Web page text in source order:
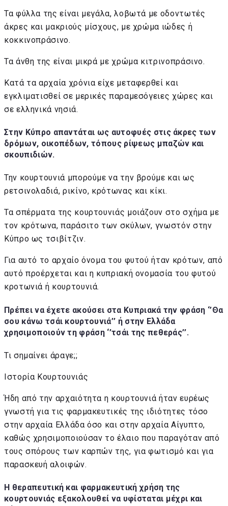
Τα φύλλα της είναι μεγάλα, λοβωτά με οδοντωτές
άκρες και μακριούς μίσχους, με χρώμα ιώδες ή
κοκκινοπράσινο.
Τα άνθη της είναι μικρά με χρώμα κιτρινοπράσινο.
Κατά τα αρχαία χρόνια είχε μεταφερθεί και
εγκλιματισθεί σε μερικές παραμεσόγειες χώρες και
σε ελληνικά νησιά.
Στην Κύπρο απαντάται ως αυτοφυές στις άκρες των
δρόμων, οικοπέδων, τόπους ρίψεως μπαζών και
σκουπιδιών.
Την κουρτουνιά μπορούμε να την βρούμε και ως
ρετσινολαδιά, ρικίνο, κρότωνας και κίκι.
Τα σπέρματα της κουρτουνιάς μοιάζουν στο σχήμα με
τον κρότωνα, παράσιτο των σκύλων, γνωστόν στην
Κύπρο ως τσιβίτζιν.
Για αυτό το αρχαίο όνομα του φυτού ήταν κρότων, από
αυτό προέρχεται και η κυπριακή ονομασία του φυτού
κροτωνιά ή κουρτουνιά.
Πρέπει να έχετε ακούσει στα Κυπριακά την φράση ‘’Θα
σου κάνω τσάι κουρτουνιά’’ ή στην Ελλάδα
χρησιμοποιούν τη φράση ‘’τσάι της πεθεράς’’.
Τι σημαίνει άραγε;;
Ιστορία Κουρτουνιάς
Ήδη από την αρχαιότητα η κουρτουνιά ήταν ευρέως
γνωστή για τις φαρμακευτικές της ιδιότητες τόσο
στην αρχαία Ελλάδα όσο και στην αρχαία Αίγυπτο,
καθώς χρησιμοποιούσαν το έλαιο που παραγόταν από
τους σπόρους των καρπών της, για φωτισμό και για
παρασκευή αλοιφών.
Η θεραπευτική και φαρμακευτική χρήση της
κουρτουνιάς εξακολουθεί να υφίσταται μέχρι και